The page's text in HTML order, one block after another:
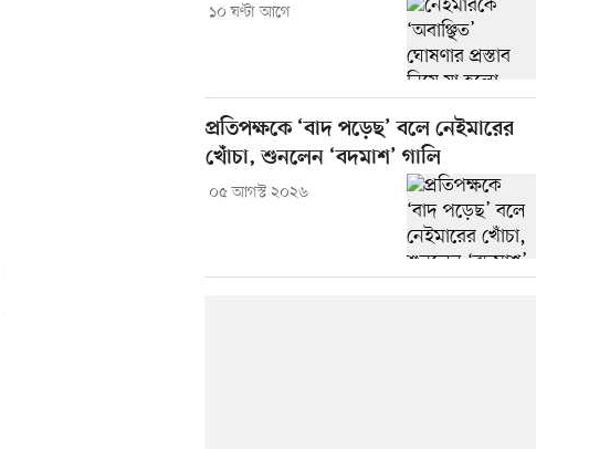
১০ ঘণ্টা আগে
প্রতিপক্ষকে ‘বাদ পড়েছ’ বলে নেইমারের
খোঁচা, শুনলেন ‘বদমাশ’ গালি
০৫ আগস্ট ২০২৬